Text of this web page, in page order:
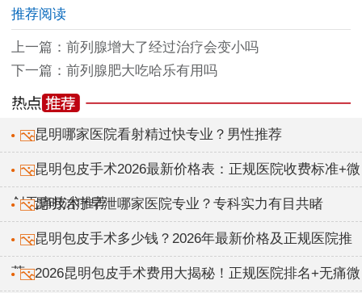
推荐阅读
上一篇： 前列腺增大了经过治疗会变小吗
下一篇： 前列腺肥大吃哈乐有用吗
昆明哪家医院看射精过快专业？男性推荐
昆明包皮手术2026最新价格表：正规医院收费标准+微
创无痛技术推荐
昆明治疗早泄哪家医院专业？专科实力有目共睹
昆明包皮手术多少钱？2026年最新价格及正规医院推
荐 2026昆明包皮手术费用大揭秘！正规医院排名+无痛微